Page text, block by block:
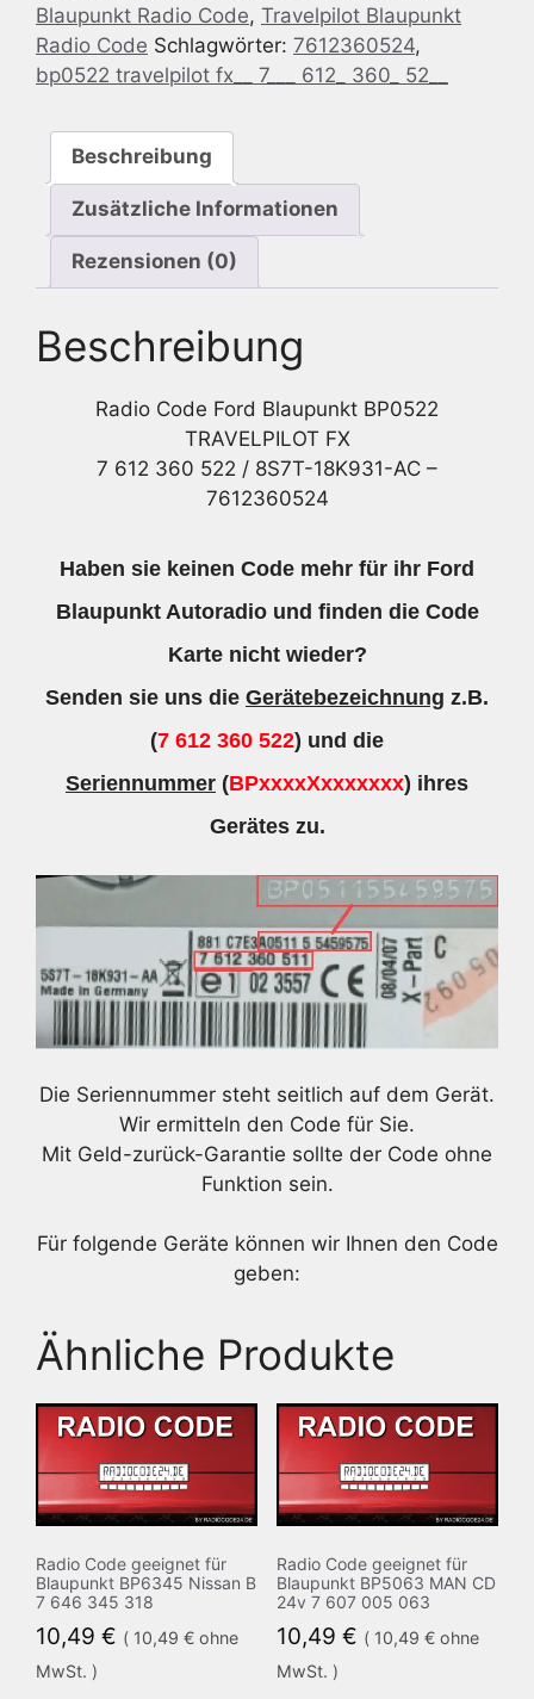
Blaupunkt
BP0522
TRAVELPILOT
360
8S7T-
AC
Blaupunkt Radio Code, Travelpilot Blaupunkt
Radio Code Schlagwörter: 7612360524,
bp0522 travelpilot fx__ 7___ 612_ 360_ 52__
Beschreibung
Zusätzliche Informationen
Rezensionen (0)
Beschreibung
Radio Code Ford Blaupunkt BP0522
TRAVELPILOT FX
7 612 360 522 / 8S7T-18K931-AC –
7612360524
Haben sie keinen Code mehr für ihr Ford
Blaupunkt Autoradio und finden die Code
Karte nicht wieder?
Senden sie uns die Gerätebezeichnung z.B.
(7 612 360 522) und die
Seriennummer (BPxxxxXxxxxxxx) ihres
Gerätes zu.
Die Seriennummer steht seitlich auf dem Gerät.
Wir ermitteln den Code für Sie.
Mit Geld-zurück-Garantie sollte der Code ohne
Funktion sein.
Für folgende Geräte können wir Ihnen den Code
geben:
Ähnliche Produkte
Radio Code geeignet für
Blaupunkt BP6345 Nissan B
7 646 345 318
10,49 € ( 10,49 € ohne
MwSt. )
Radio Code geeignet für
Blaupunkt BP5063 MAN CD
24v 7 607 005 063
10,49 € ( 10,49 €ohne
MwSt. )